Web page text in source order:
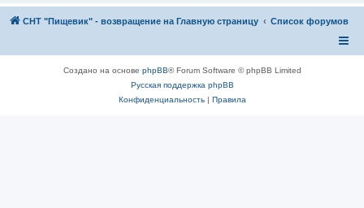
СНТ "Пищевик" - возвращение на Главную страницу Список форумов
Создано на основе phpBB® Forum Software © phpBB Limited
Русская поддержка phpBB
Конфиденциальность| Правила